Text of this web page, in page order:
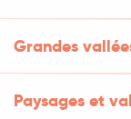
Grandes
Paysages et